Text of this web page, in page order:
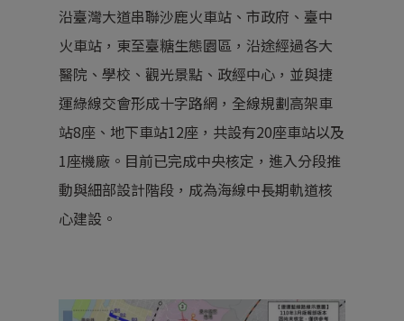
沿臺灣大道串聯沙鹿火車站、市政府、臺中
火車站，東至臺糖生態園區，沿途經過各大
醫院、學校、觀光景點、政經中心，並與捷
運綠線交會形成十字路網，全線規劃高架車
站8座、地下車站12座，共設有20座車站以及
1座機廠。目前已完成中央核定，進入分段推
動與細部設計階段，成為海線中長期軌道核
心建設。